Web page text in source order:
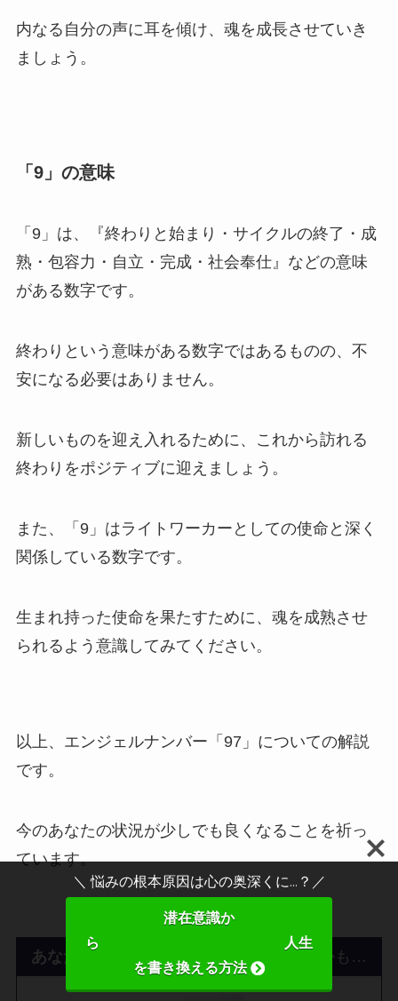
内なる自分の声に耳を傾け、魂を成長させていき
ましょう。
「9」の意味
「9」は、『終わりと始まり・サイクルの終了・成
熟・包容力・自立・完成・社会奉仕』などの意味
がある数字です。
終わりという意味がある数字ではあるものの、不
安になる必要はありません。
新しいものを迎え入れるために、これから訪れる
終わりをポジティブに迎えましょう。
また、「9」はライトワーカーとしての使命と深く
関係している数字です。
生まれ持った使命を果たすために、魂を成熟させ
られるよう意識してみてください。
以上、エンジェルナンバー「97」についての解説
です。
今のあなたの状況が少しでも良くなることを祈っ
ています。
あなたのその悩み、「潜在意識」が原因 かも…
＼ 悩みの根本原因は心の奥深くに...？／
潜在意識か
ら 人生
を書き換える方法